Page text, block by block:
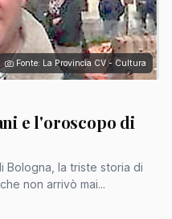
Fonte: La Provincia CV - Cultura
e l'oroscopo di
Bologna, la triste storia di
non arrivò mai...